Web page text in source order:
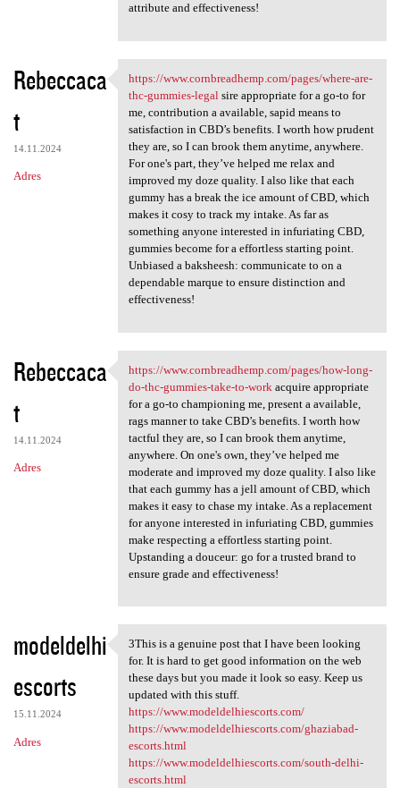
attribute and effectiveness!
Rebeccaca
t
14.11.2024
Adres
https://www.cornbreadhemp.com
https://www.cornbreadhemp.com/pages/where-are-
thc-gummies-legalsire appropriate for a go-to for
me, contribution a available, sapid means to
satisfaction in CBD’s benefits. I worth how prudent
they are, so I can brook them anytime, anywhere.
For one's part, they’ve helped me relax and
improved my doze quality. I also like that each
gummy has a break the ice amount of CBD, which
makes it cosy to track my intake. As far as
something anyone interested in infuriating CBD,
gummies become for a effortless starting point.
Unbiased a baksheesh: communicate to on a
dependable marque to ensure distinction and
effectiveness!
Rebeccaca
t
14.11.2024
Adres
https://www.cornbreadhemp.com
https://www.cornbreadhemp.com/pages/how-long-
do-thc-gummies-take-to-work acquire appropriate
for a go-to championing me, present a available,
rags manner to take CBD’s benefits. I worth how
tactful they are, so I can brook them anytime,
anywhere. On one's own, they’ve helped me
moderate and improved my doze quality. I also like
that each gummy has a jell amount of CBD, which
makes it easy to chase my intake. As a replacement
for anyone interested in infuriating CBD, gummies
make respecting a effortless starting point.
Upstanding a douceur: go for a trusted brand to
ensure grade and effectiveness!
modeldelhi
escorts
15.11.2024
Adres
3This is a genuine post that
3This is a genuine post that I have been looking
for. It is hard to get good information on the web
these days but you made it look so easy. Keep us
updated with this stuff.
https://www.modeldelhiescorts.com/
https://www.modeldelhiescorts.com/ghaziabad-
escorts.html
https://www.modeldelhiescorts.com/south-delhi-
escorts.html